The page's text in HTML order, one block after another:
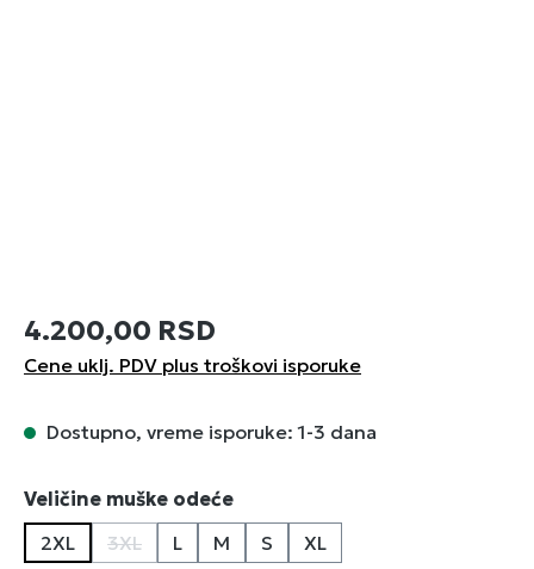
4.200,00 RSD
Cene uklj. PDV plus troškovi isporuke
Dostupno, vreme isporuke: 1-3 dana
Izaberi
Veličine muške odeće
2XL
3XL
(Ova opcija trenutno nije dostupna.)
L M S XL